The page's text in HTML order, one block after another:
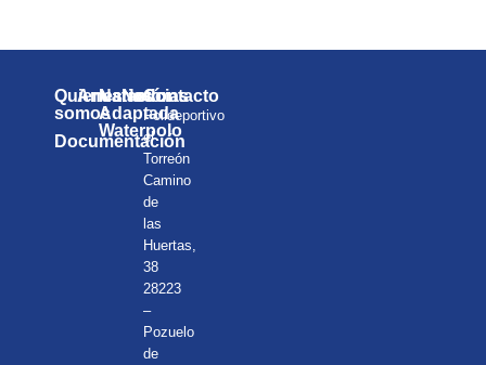
Quienes
somos
Documentación
Anuarios
Natación
Adaptada
Waterpolo
Noticias
Contacto
Polideportivo
el
Torreón
Camino
de
las
Huertas,
38
28223
–
Pozuelo
de